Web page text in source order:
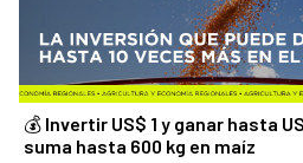
💰 Invertir US$ 1 y ganar hasta
suma hasta 600 kg en maíz